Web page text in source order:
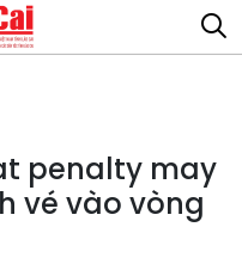
penalty may
vé vào vòng